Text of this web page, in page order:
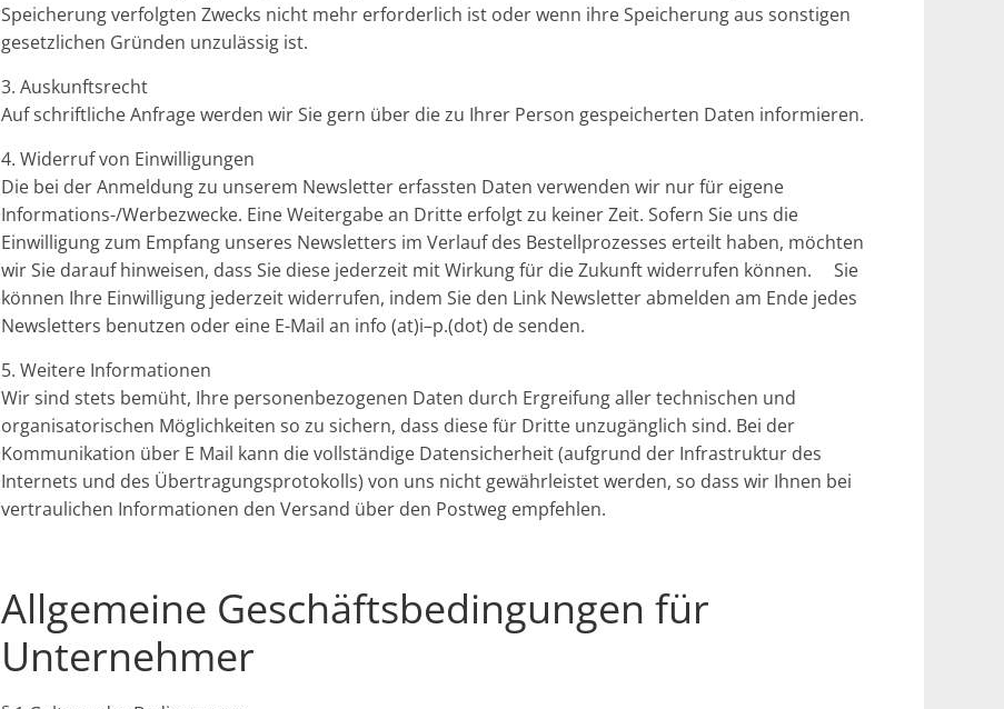
Speicherung verfolgten Zwecks nicht mehr erforderlich ist oder wenn ihre Speicherung aus sonstigen
gesetzlichen Gründen unzulässig ist.
3. Auskunftsrecht
Auf schriftliche Anfrage werden wir Sie gern über die zu Ihrer Person gespeicherten Daten informieren.
4. Widerruf von Einwilligungen
Die bei der Anmeldung zu unserem Newsletter erfassten Daten verwenden wir nur für eigene
Informations-/Werbezwecke. Eine Weitergabe an Dritte erfolgt zu keiner Zeit. Sofern Sie uns die
Einwilligung zum Empfang unseres Newsletters im Verlauf des Bestellprozesses erteilt haben, möchten
wir Sie darauf hinweisen, dass Sie diese jederzeit mit Wirkung für die Zukunft widerrufen können. Sie
können Ihre Einwilligung jederzeit widerrufen, indem Sie den Link Newsletter abmelden am Ende jedes
Newsletters benutzen oder eine E-Mail an info (at)i–p.(dot) de senden.
5. Weitere Informationen
Wir sind stets bemüht, Ihre personenbezogenen Daten durch Ergreifung aller technischen und
organisatorischen Möglichkeiten so zu sichern, dass diese für Dritte unzugänglich sind. Bei der
Kommunikation über E Mail kann die vollständige Datensicherheit (aufgrund der Infrastruktur des
Internets und des Übertragungsprotokolls) von uns nicht gewährleistet werden, so dass wir Ihnen bei
vertraulichen Informationen den Versand über den Postweg empfehlen.
Allgemeine Geschäftsbedingungen für
Unternehmer